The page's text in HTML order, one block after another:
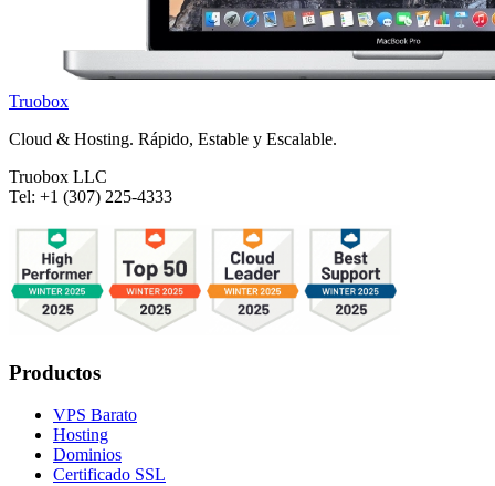
Truobox
Cloud & Hosting. Rápido, Estable y Escalable.
Truobox LLC
Tel: +1 (307) 225-4333
Productos
VPS Barato
Hosting
Dominios
Certificado SSL